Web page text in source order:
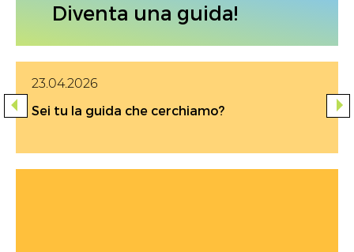
Diventa una guida!
23.04.2026
Sei tu la guida che cerchiamo?